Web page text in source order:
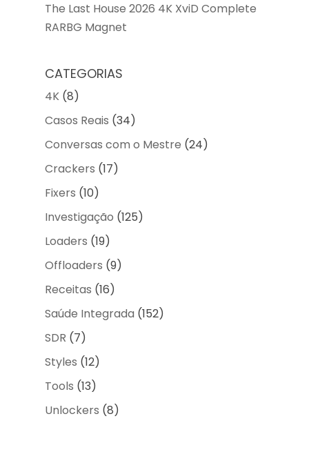
The Last House 2026 4K XviD Complete
RARBG Magnet
CATEGORIAS
4K(8)
Casos Reais (34)
Conversas com o Mestre (24)
Crackers (17)
Fixers (10)
Investigação (125)
Loaders (19)
Offloaders (9)
Receitas (16)
Saúde Integrada (152)
SDR (7)
Styles (12)
Tools (13)
Unlockers (8)